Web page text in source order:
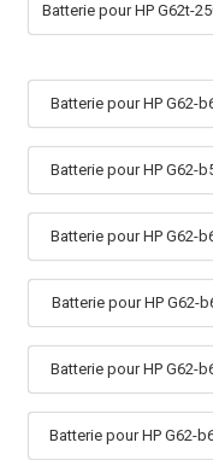
Batterie pour HP G62t-
Batterie pour HP G62-
Batterie pour HP G62-
Batterie pour HP G62-
Batterie pour HP G62-
Batterie pour HP G62-
Batterie pour HP G62-